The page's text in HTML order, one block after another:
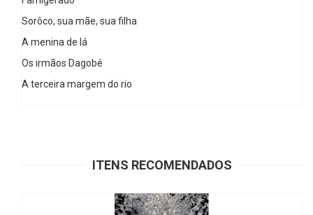
Sorôco, sua mãe, sua filha
A menina de lá
Os irmãos Dagobé
A terceira margem do rio
ITENS RECOMENDADOS